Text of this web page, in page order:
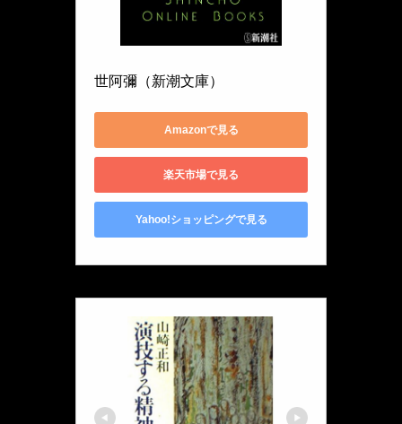
世阿彌（新潮文庫）
Amazonで見る
楽天市場で見る
Yahoo!ショッピングで見る